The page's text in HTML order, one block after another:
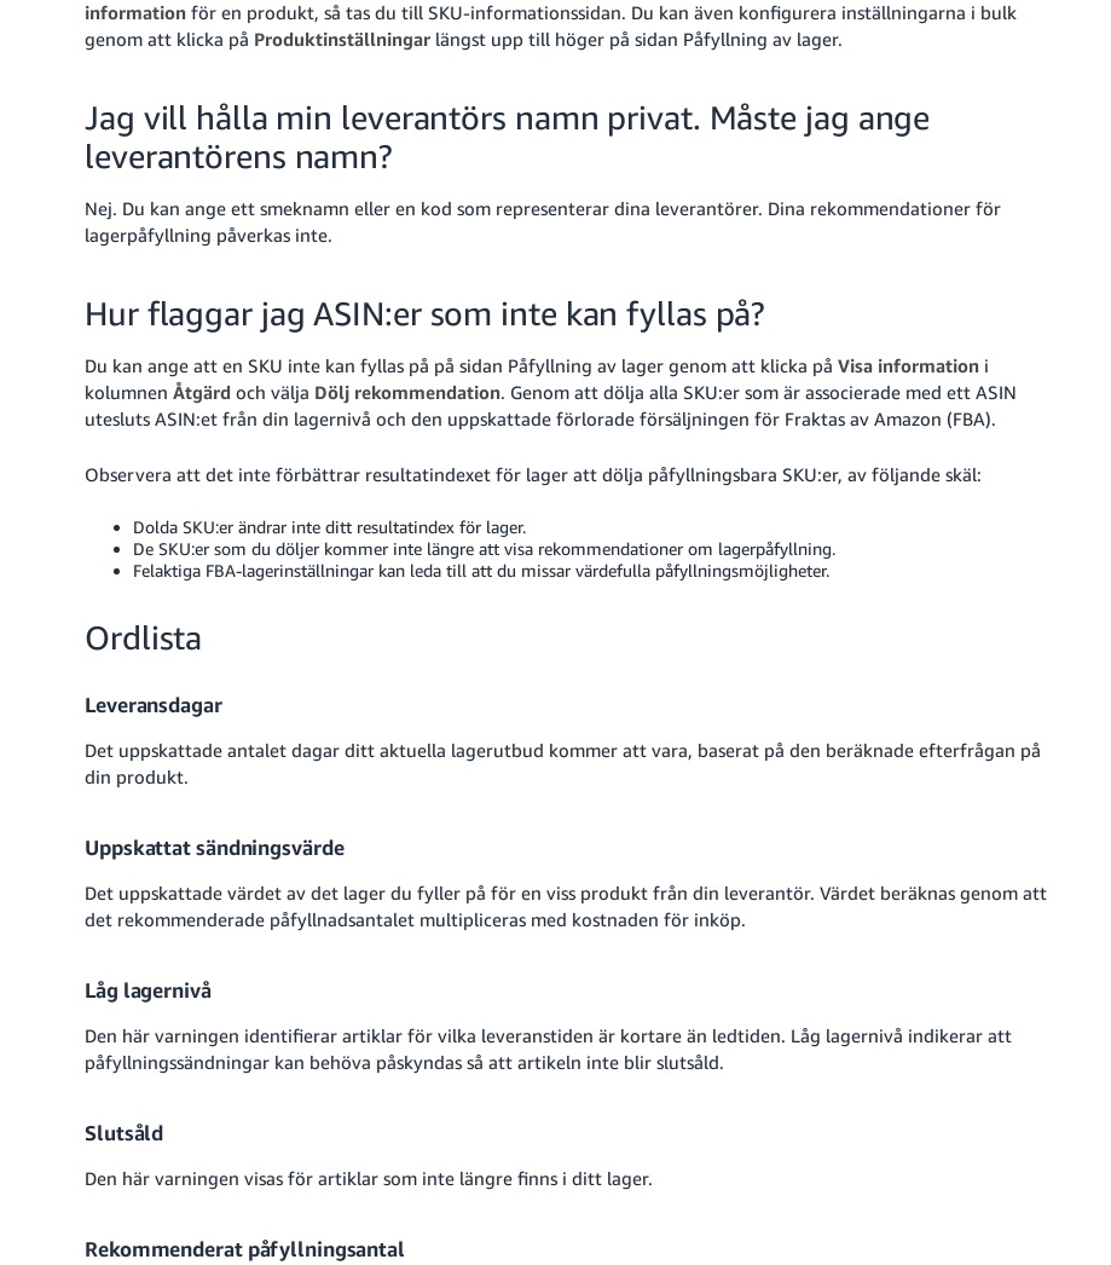
information för en produkt, så tas du till SKU-informationssidan. Du kan även konfigurera inställningarna i bulk
genom att klicka på Produktinställningar längst upp till höger på sidan Påfyllning av lager.
Jag vill hålla min leverantörs namn privat. Måste jag ange
leverantörens namn?
Nej. Du kan ange ett smeknamn eller en kod som representerar dina leverantörer. Dina rekommendationer för
lagerpåfyllning påverkas inte.
Hur flaggar jag ASIN:er som inte kan fyllas på?
Du kan ange att en SKU inte kan fyllas på på sidan Påfyllning av lager genom att klicka på Visa information i
kolumnen Åtgärd och välja Dölj rekommendation. Genom att dölja alla SKU:er som är associerade med ett ASIN
utesluts ASIN:et från din lagernivå och den uppskattade förlorade försäljningen för Fraktas av Amazon (FBA).
Observera att det inte förbättrar resultatindexet för lager att dölja påfyllningsbara SKU:er, av följande skäl:
Dolda SKU:er ändrar inte ditt resultatindex för lager.
De SKU:er som du döljer kommer inte längre att visa rekommendationer om lagerpåfyllning.
Felaktiga FBA-lagerinställningar kan leda till att du missar värdefulla påfyllningsmöjligheter.
Ordlista
Leveransdagar
Det uppskattade antalet dagar ditt aktuella lagerutbud kommer att vara, baserat på den beräknade efterfrågan på
din produkt.
Uppskattat sändningsvärde
Det uppskattade värdet av det lager du fyller på för en viss produkt från din leverantör. Värdet beräknas genom att
det rekommenderade påfyllnadsantalet multipliceras med kostnaden för inköp.
Låg lagernivå
Den här varningen identifierar artiklar för vilka leveranstiden är kortare än ledtiden. Låg lagernivå indikerar att
påfyllningssändningar kan behöva påskyndas så att artikeln inte blir slutsåld.
Slutsåld
Den här varningen visas för artiklar som inte längre finns i ditt lager.
Rekommenderat påfyllningsantal